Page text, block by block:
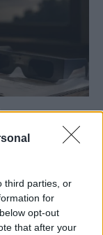
third parties, or
for
opt-out
that after your
y
solares